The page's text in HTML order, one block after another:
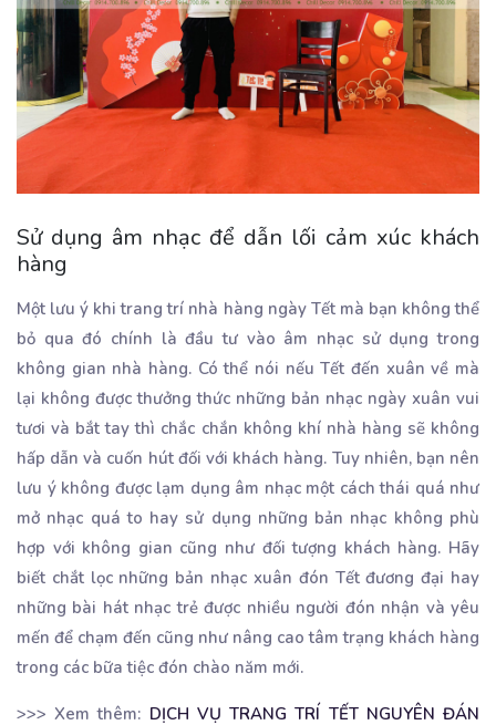
Sử dụng âm nhạc để dẫn lối cảm xúc khách
hàng
Một lưu ý khi trang trí nhà hàng ngày Tết mà bạn không thể
bỏ qua đó chính là đầu tư vào âm nhạc sử dụng trong
không gian nhà hàng. Có thể nói nếu Tết đến xuân về mà
lại không được thưởng thức những bản nhạc ngày xuân vui
tươi và bắt tay thì chắc chắn không khí nhà hàng sẽ không
hấp dẫn và cuốn hút đối với khách hàng. Tuy nhiên, bạn nên
lưu ý không được lạm dụng âm nhạc một cách thái quá như
mở nhạc quá to hay sử dụng những bản nhạc không phù
hợp với không gian cũng như đối tượng khách hàng. Hãy
biết chắt lọc những bản nhạc xuân đón Tết đương đại hay
những bài hát nhạc trẻ được nhiều người đón nhận và yêu
mến để chạm đến cũng như nâng cao tâm trạng khách hàng
trong các bữa tiệc đón chào năm mới.
>>> Xem thêm: DỊCH VỤ TRANG TRÍ TẾT NGUYÊN ĐÁN